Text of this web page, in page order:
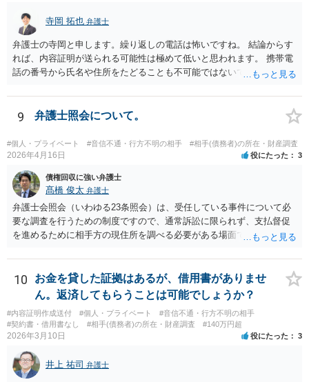
寺岡 拓也 弁護士
弁護士の寺岡と申します。繰り返しの電話は怖いですね。 結論からす
れば、内容証明が送られる可能性は極めて低いと思われます。 携帯電
話の番号から氏名や住所をたどることも不可能ではないですが、発生
弁護士に依頼してそこまでしても結局のところ弁護士費用の方がかさ
み、費用倒れとなってしまいます。 おそらくはキャンセルされた腹い
使っているのでしょう。 可能性という言葉を使う以上、ゼロとは言え
ませんが、気に病む必要はないと思われます。
9 弁護士照会について。
#個人・プライベート #音信不通・行方不明の相手 #相手(債務者)の所在・財産調査
2026年4月16日 役にたった 3
債権回収に強い弁護士
髙橋 俊太 弁護士
弁護士会照会（いわゆる23条照会）は、受任している事件について必
要な調査を行うための制度ですので、通常訴訟に限られず、支払督促
を進めるために相手方の現住所を調べる必要がある場面でも利用が検
は「住所調査だけ単体」で依頼するものではなく、支払督促申立てな
どの事件そのものを弁護士に依頼した上で、その事件処理の一環とし
て行う必要があります。また、23条照会をかければ必ず住所が判明す
るとは限りません。どの情報を手掛かりに、どこに照会するか、照会
先が回答に応じるかによって結果は変わります。したがって、支払督
促の段階でも利用は可能だが、成功するかは事案次第ということにな
護士に「支払督促申立てを前提に住所調査もお願いしたい」と相談す
るのがよいと思われます。
10
お金を貸した証拠はあるが、借用書がありませ
ん。返済してもらうことは可能でしょうか？
#内容証明作成送付 #個人・プライベート
#音信不通・行方不明の相手
#契約書・借用書なし
#相手(債務者)の所在・財産調査 #140万円超
2026年3月10日 役にたった 3
井上 祐司 弁護士